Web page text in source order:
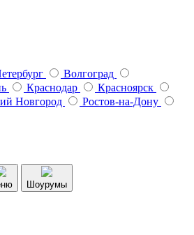
Волгоград
Краснодар
Красноярск
Новгород
Ростов-на-Дону
Шоурумы